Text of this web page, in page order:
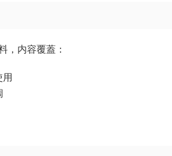
，内容覆蓋：
用